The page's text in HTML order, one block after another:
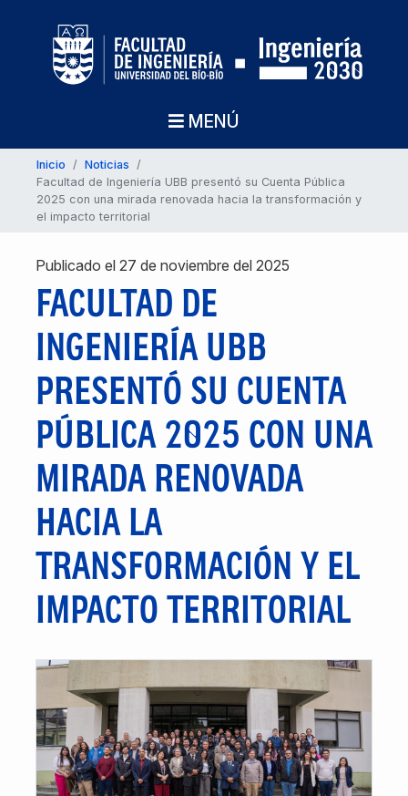
MENÚ
Inicio / Noticias
/
Facultad de Ingeniería UBB presentó su Cuenta Pública
2025 con una mirada renovada hacia la transformación y
el impacto territorial
Publicado el 27 de noviembre del 2025
FACULTAD DE
INGENIERÍA UBB
PRESENTÓ SU CUENTA
PÚBLICA 2025 CON UNA
MIRADA RENOVADA
HACIA LA
TRANSFORMACIÓN Y EL
IMPACTO TERRITORIAL